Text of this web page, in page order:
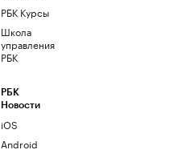
РБК Курсы
Школа
управления
РБК
РБК
Новости
iOS
Android